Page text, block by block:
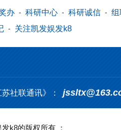
办 - 科研中心 - 科研诚信 - 组
- 关注凯发娱发k8
苏社联通讯》：
k8的版权所有 ：